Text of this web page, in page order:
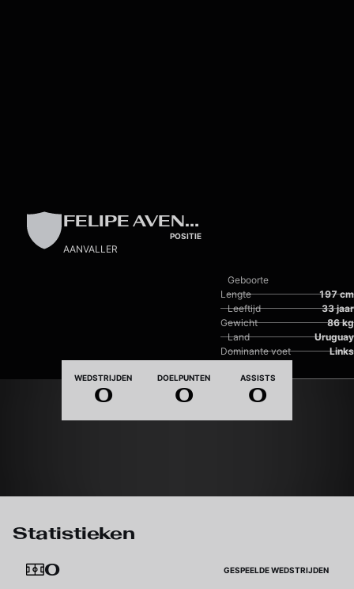
FELIPE AVENATTI
POSITIE
AANVALLER
Lengte 197 cm
Gewicht 86 kg
Dominante voet Links
Geboorte
Leeftijd 33 jaar
Land Uruguay
WEDSTRIJDEN
0
DOELPUNTEN
0
ASSISTS
0
Statistieken
0
GESPEELDE WEDSTRIJDEN